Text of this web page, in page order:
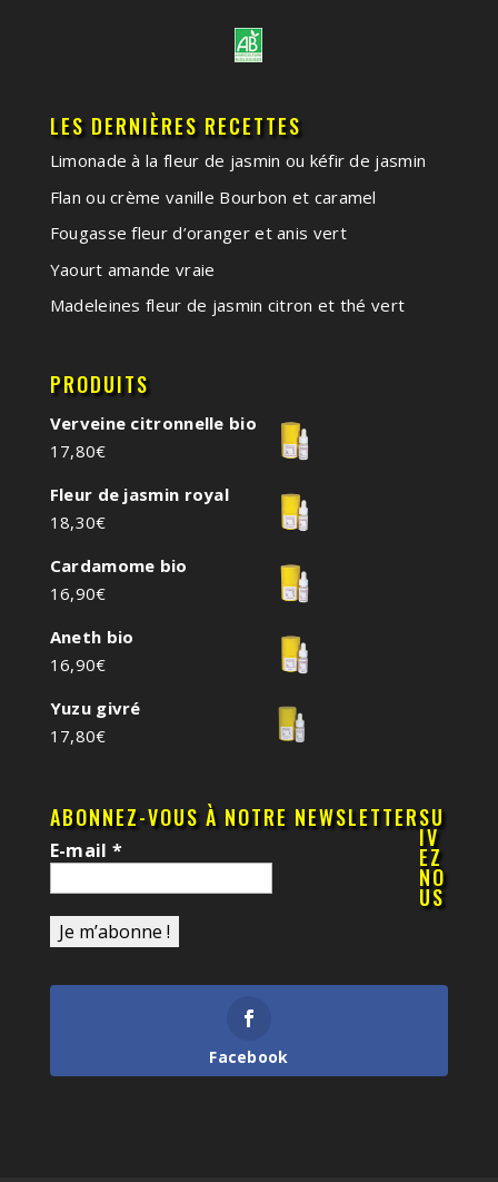
LES DERNIÈRES RECETTES
Limonade à la fleur de jasmin ou kéfir de jasmin
Flan ou crème vanille Bourbon et caramel
Fougasse fleur d’oranger et anis vert
Yaourt amande vraie
Madeleines fleur de jasmin citron et thé vert
PRODUITS
Verveine citronnelle bio
17,80€
Fleur de jasmin royal
18,30€
Cardamome bio
16,90€
Aneth bio
16,90€
Yuzu givré
17,80€
ABONNEZ-VOUS À NOTRE NEWSLETTER
E-mail *
SU
IV
EZ
NO
US
Facebook